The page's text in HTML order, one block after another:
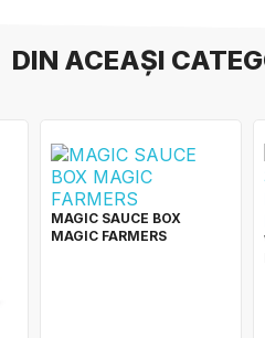
DIN ACEAȘI
MAGIC SAUCE BOX
MAGIC FARMERS